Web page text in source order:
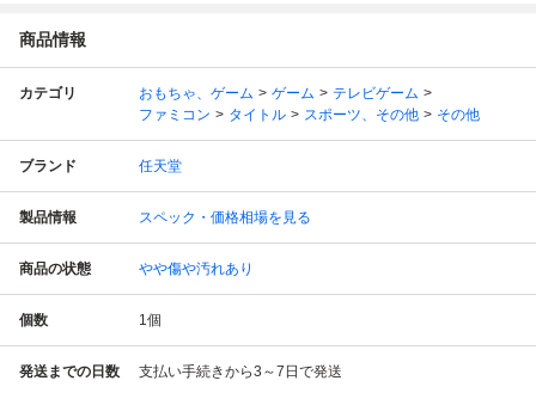
商品情報
カテゴリ おもちゃ、ゲーム ゲーム
テレビゲーム
ファミコン
タイトル スポーツ、その他 その他
ブランド 任天堂
製品情報 スペック・価格相場を見る
商品の状態 やや傷や汚れあり
個数 1個
発送までの日数 支払い手続きから3～7日で発送